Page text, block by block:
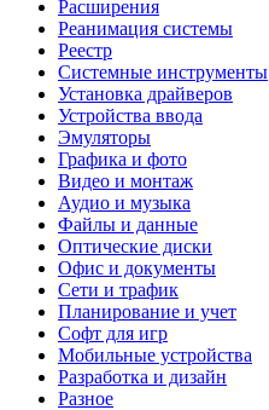
Расширения
Реанимация системы
Реестр
Системные инструменты
Установка драйверов
Устройства ввода
Эмуляторы
Графика и фото
Видео и монтаж
Аудио и музыка
Файлы и данные
Оптические диски
Офис и документы
Сети и трафик
Планирование и учет
Софт для игр
Мобильные устройства
Разработка и дизайн
Разное